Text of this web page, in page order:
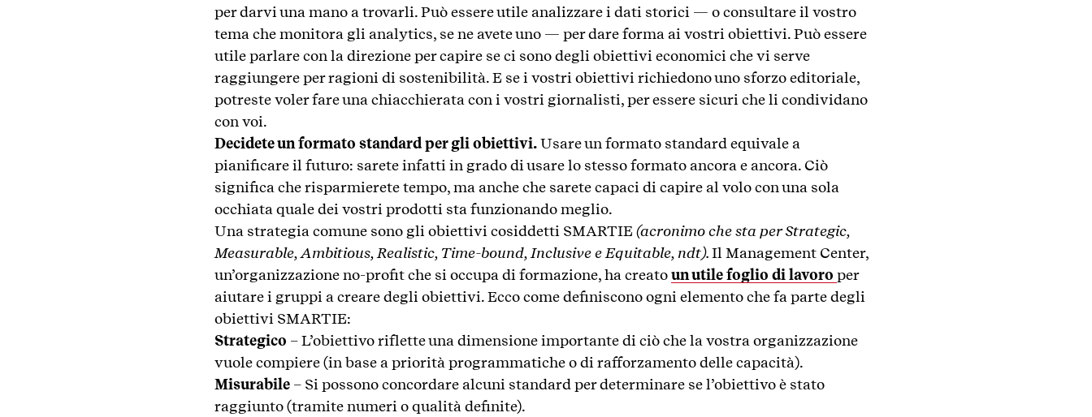
per darvi una mano a trovarli. Può essere utile analizzare i dati storici — o consultare il vostro
tema che monitora gli analytics, se ne avete uno — per dare forma ai vostri obiettivi. Può essere
utile parlare con la direzione per capire se ci sono degli obiettivi economici che vi serve
raggiungere per ragioni di sostenibilità. E se i vostri obiettivi richiedono uno sforzo editoriale,
potreste voler fare una chiacchierata con i vostri giornalisti, per essere sicuri che li condividano
con voi.
Decidete un formato standard per gli obiettivi.Usare un formato standard equivale a
pianificare il futuro: sarete infatti in grado di usare lo stesso formato ancora e ancora. Ciò
significa che risparmierete tempo, ma anche che sarete capaci di capire al volo con una sola
occhiata quale dei vostri prodotti sta funzionando meglio.
Una strategia comune sono gli obiettivi cosiddetti SMARTIE (acronimo che sta per Strategic,
Measurable, Ambitious, Realistic, Time-bound, Inclusive e Equitable, ndt).Il Management Center,
un’organizzazione no-profit che si occupa di formazione, ha creatoun utile foglio di lavoro per
aiutare i gruppi a creare degli obiettivi. Ecco come definiscono ogni elemento che fa parte degli
obiettivi SMARTIE:
Strategico – L’obiettivo riflette una dimensione importante di ciò che la vostra organizzazione
vuole compiere (in base a priorità programmatiche o di rafforzamento delle capacità).
Misurabile – Si possono concordare alcuni standard per determinare se l’obiettivo è stato
raggiunto (tramite numeri o qualità definite).